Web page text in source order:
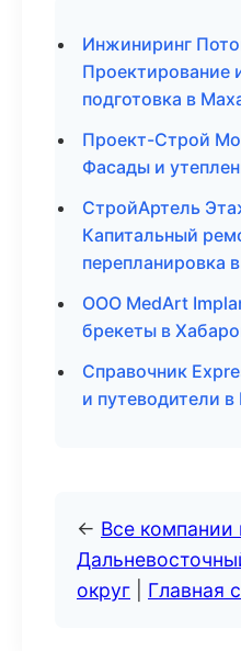
Инжиниринг
Проектирование
подготовка в
Проект-Строй
Фасады и
СтройАртель
Капитальный
перепланировка
ООО MedArt
брекеты в
Справочник
и путеводители
← Все компании
округ
Главная